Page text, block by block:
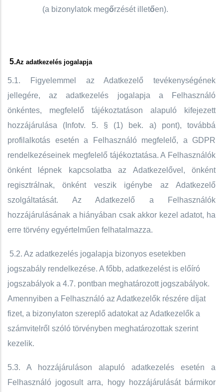
(a bizonylatok megőrzését illetően).
5.Az adatkezelés jogalapja
5.1. Figyelemmel az Adatkezelő tevékenységének
jellegére, az adatkezelés jogalapja a Felhasználó
önkéntes, megfelelő tájékoztatáson alapuló kifejezett
hozzájárulása (Infotv. 5. § (1) bek. a) pont), továbbá
profilalkotás esetén a Felhasználó megfelelő, a GDPR
rendelkezéseinek megfelelő tájékoztatása. A Felhasználók
önként lépnek kapcsolatba az Adatkezelővel, önként
regisztrálnak, önként veszik igénybe az Adatkezelő
szolgáltatását. Az Adatkezelő a Felhasználók
hozzájárulásának a hiányában csak akkor kezel adatot, ha
erre törvény egyértelműen felhatalmazza.
5.2. Az adatkezelés jogalapja bizonyos esetekben
jogszabály rendelkezése. A főbb, adatkezelést is előíró
jogszabályok a 4.7. pontban meghatározott jogszabályok.
Amennyiben a Felhasználó az Adatkezelők részére díjat
fizet, a bizonylaton szereplő adatokat az Adatkezelők a
számvitelről szóló törvényben meghatározottak szerint
kezelik.
5.3. A hozzájáruláson alapuló adatkezelés esetén a
Felhasználó jogosult arra, hogy hozzájárulását bármikor